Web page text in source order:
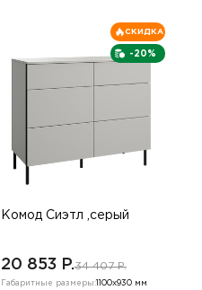
-20%
СКИДКА
Комод Сиэтл ,серый
20 853 P.34 407 P.
Габаритные размеры: 1100х930 мм